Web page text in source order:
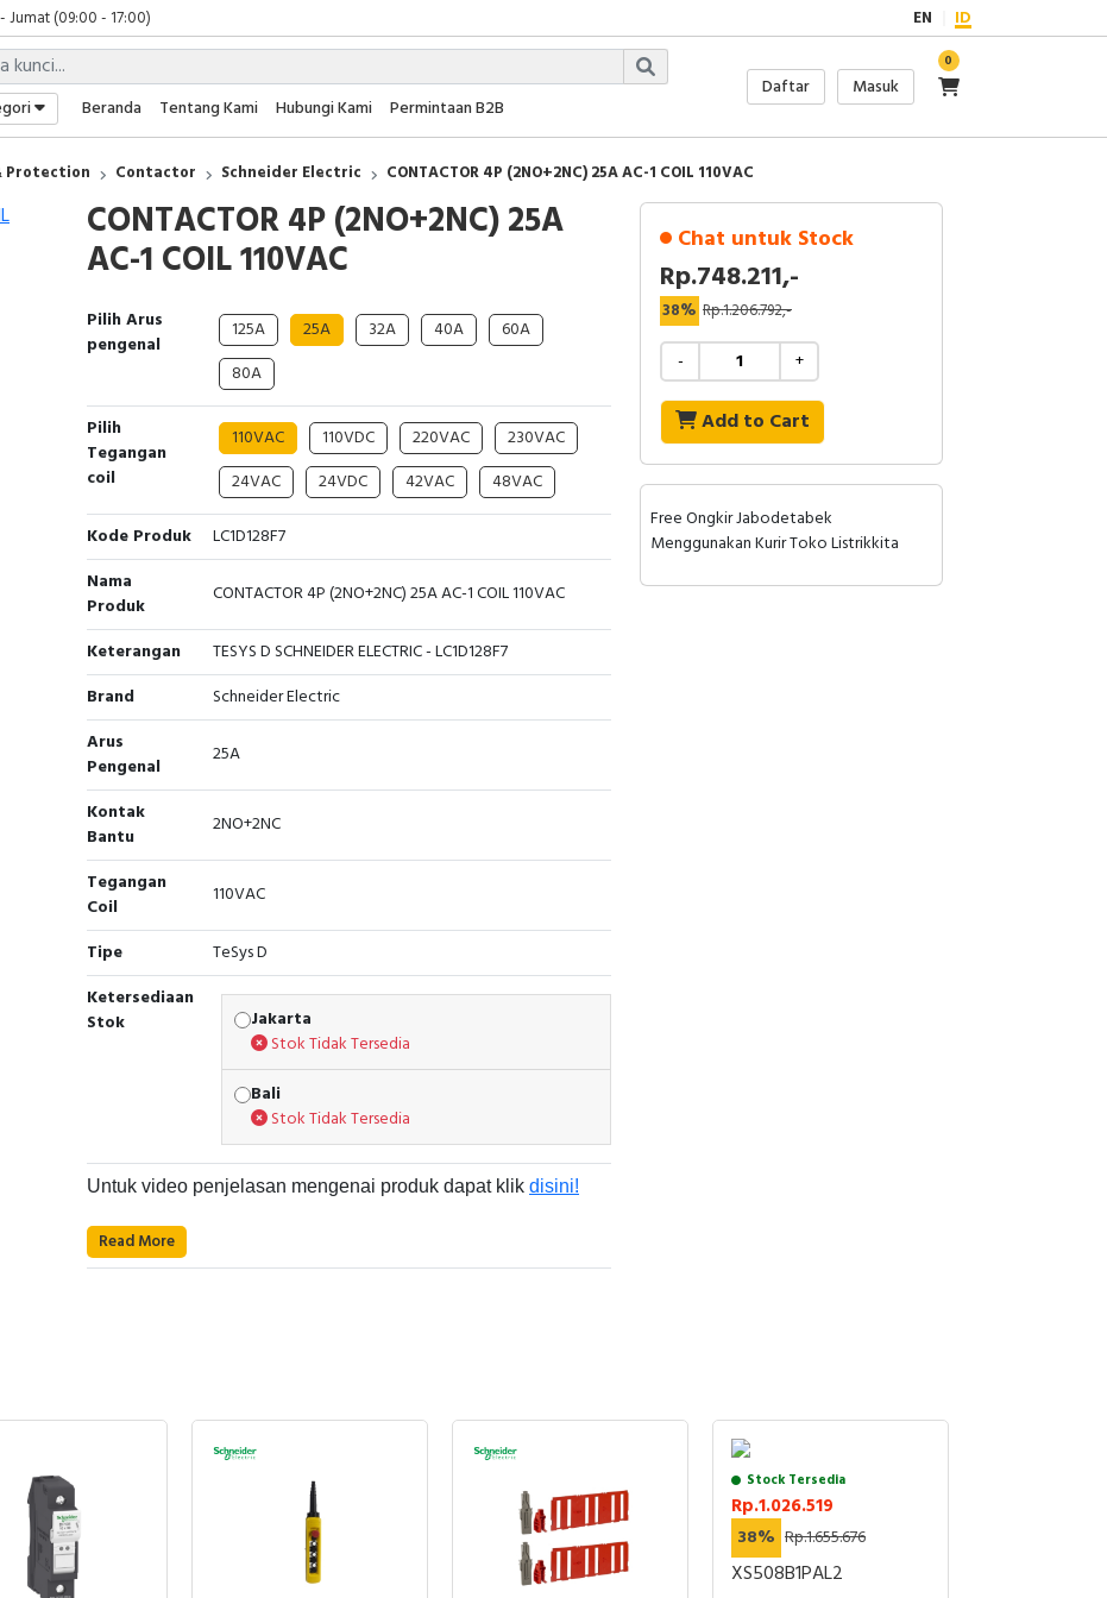
Jumat (09:00 - 17:00)
(09:00 - 17:00)
(08:00 - 17:00)
Jumat (09:00 - 17:00)
(09:00 - 17:00)
EN ID
Beranda Tentang Kami Hubungi Kami Permintaan B2B
Daftar Masuk
0
Protection Contactor Schneider Electric CONTACTOR 4P (2NO+2NC) 25A AC-1 COIL 110VAC
CONTACTOR 4P (2NO+2NC) 25A
AC-1 COIL 110VAC
Pilih Arus
pengenal
125A 25A 32A 40A
60A
80A
Pilih
Tegangan
coil
110VAC 110VDC 220VAC
230VAC
24VAC
24VDC 42VAC
48VAC
Kode Produk
LC1D128F7
Nama
Produk
CONTACTOR 4P (2NO+2NC) 25A AC-1 COIL 110VAC
Keterangan
TESYS D SCHNEIDER ELECTRIC - LC1D128F7
Brand
Schneider Electric
Arus
Pengenal
25A
Kontak
Bantu
2NO+2NC
Tegangan
Coil
110VAC
Tipe
TeSys D
Ketersediaan
Stok
Jakarta
Stok Tidak Tersedia
Bali
Stok Tidak Tersedia
Untuk video penjelasan mengenai produk dapat klik disini!
Read More
Chat untuk Stock
Rp.748.211,-
38% Rp.1.206.792,-
- +
Add to Cart
Free Ongkir Jabodetabek
Menggunakan Kurir Toko Listrikkita
Stock Tersedia
Rp.1.026.519
38% Rp.1.655.676
XS508B1PAL2